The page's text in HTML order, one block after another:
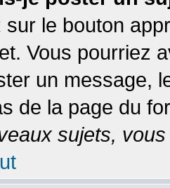
sur le bouton
Vous pourriez
un message,
de la page du
sujets,